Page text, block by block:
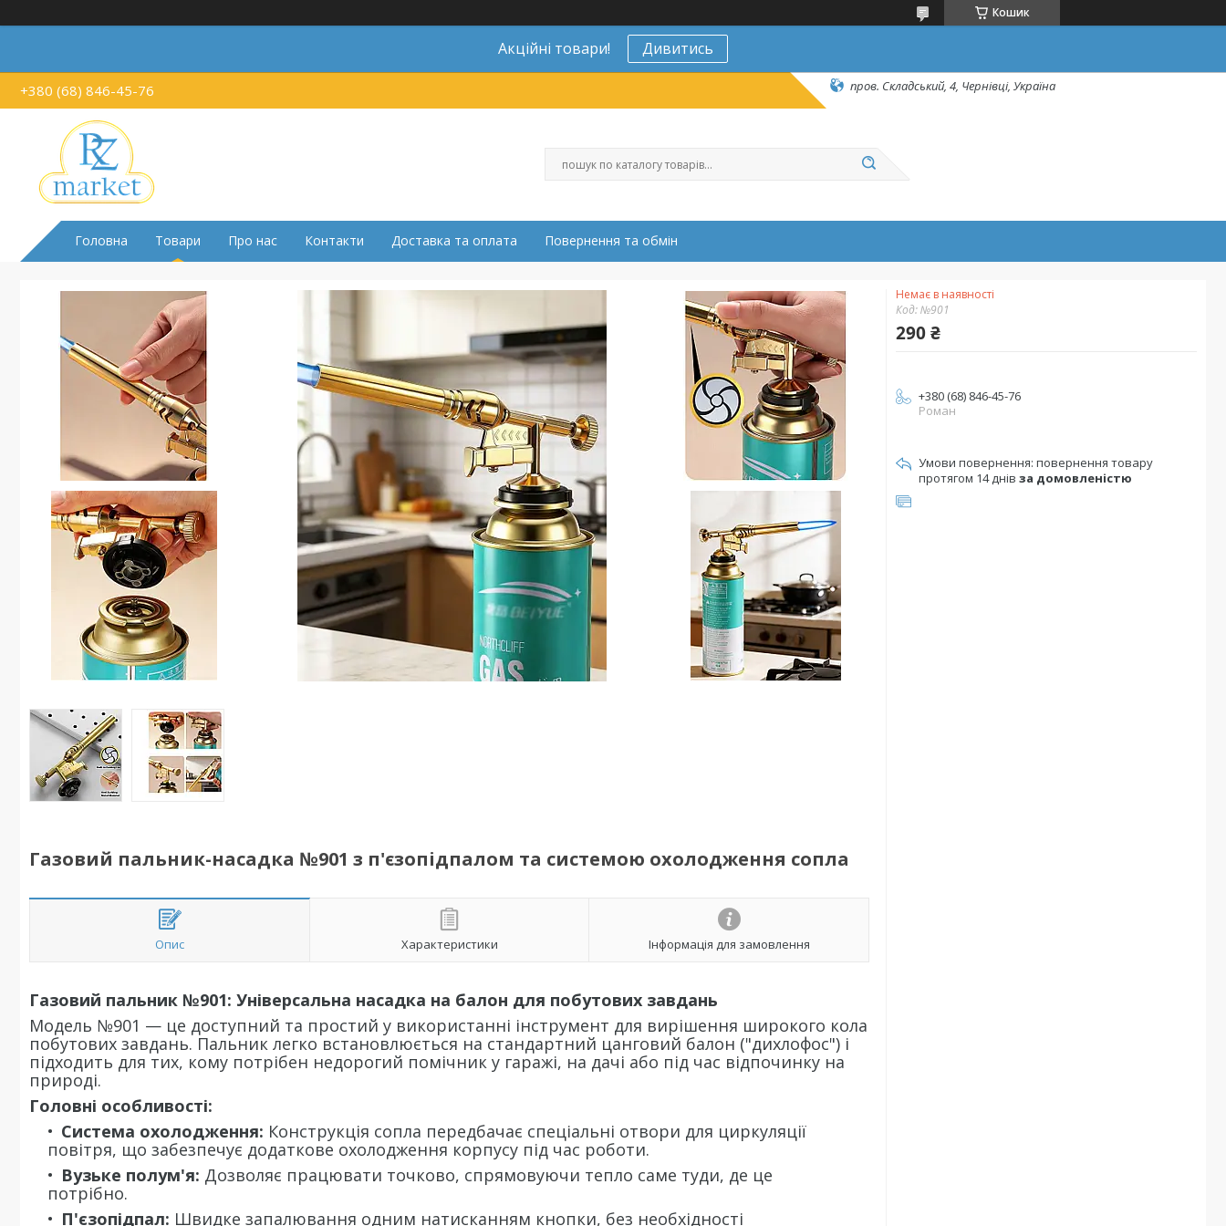
Кошик
Акційні товари! Дивитись
+380 (68) 846-45-76 пров. Складський, 4, Чернівці, Україна
Головна Товари Про нас Контакти Доставка та оплата Повернення та обмін
Газовий пальник-насадка №901 з п'єзопідпалом та системою охолодження сопла
Опис Характеристики Інформація для замовлення
Газовий пальник №901: Універсальна насадка на балон для побутових завдань
Модель №901 — це доступний та простий у використанні інструмент для вирішення широкого кола
побутових завдань. Пальник легко встановлюється на стандартний цанговий балон ("дихлофос") і
підходить для тих, кому потрібен недорогий помічник у гаражі, на дачі або під час відпочинку на
природі.
Головні особливості:
Система охолодження: Конструкція сопла передбачає спеціальні отвори для циркуляції
повітря, що забезпечує додаткове охолодження корпусу під час роботи.
Вузьке полум'я: Дозволяє працювати точково, спрямовуючи тепло саме туди, де це
потрібно.
П'єзопідпал: Швидке запалювання одним натисканням кнопки, без необхідності
Немає в наявності
Код:№901
290 ₴
+380 (68) 846-45-76
Роман
повернення товару
протягом 14 днів за домовленістю